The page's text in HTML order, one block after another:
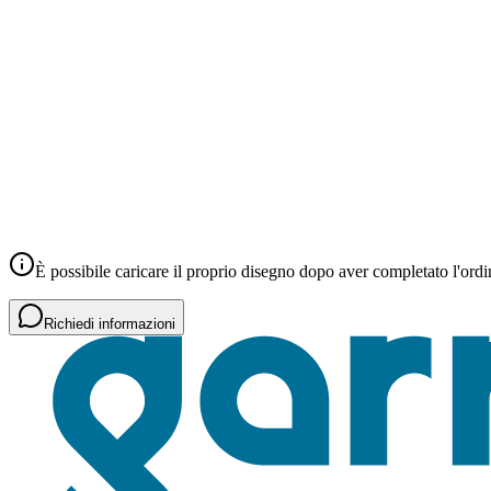
È possibile caricare il proprio disegno dopo aver completato
Richiedi informazioni